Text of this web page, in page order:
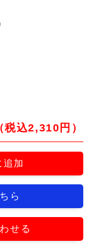
込2,310円）
加
ら
せる